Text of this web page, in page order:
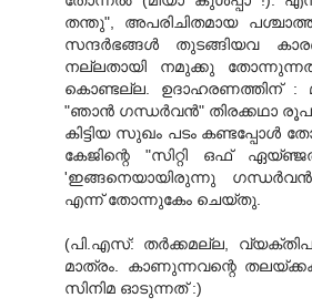
തന്തു", അപരിചിതമായ
സന്ദര്‍ഭങ്ങള്‍ തുടങ്ങിയവ
നല്ലതായി നമുക്കു
കൊണ്ടല്ല. ഉദാഹരണത്തിന് :
"ഞാന്‍ ഗന്ധര്‍വന്‍" തിരക്കഥാ
കിട്ടിയ സുഖം പടം കണ്ടപ്പോള്‍
കേജിന്റെ "സിറ്റി ഒഫ്
'ഇങ്ങനെയായിരുന്നു ഗന്ധര്‍വന്‍
എന്ന് തോന്നുകേം ചെയ്തു.
(പി.എസ്: തര്‍ക്കമല്ല,
മാത്രം. കാണുന്നവന്റെ
സിനിമ ഓടുന്നത് :)